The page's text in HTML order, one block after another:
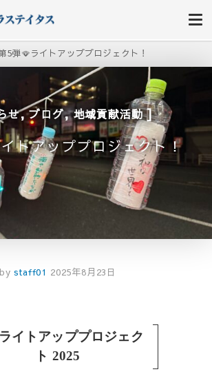
ラステイタス
大切にする企業
5弾🪭ライトアッププロジェクト！
せ,ブログ,地域貢献活動
トアッププロジェクト！
by staff01 2025年8月23日
イトアッププロジェク
ト 2025